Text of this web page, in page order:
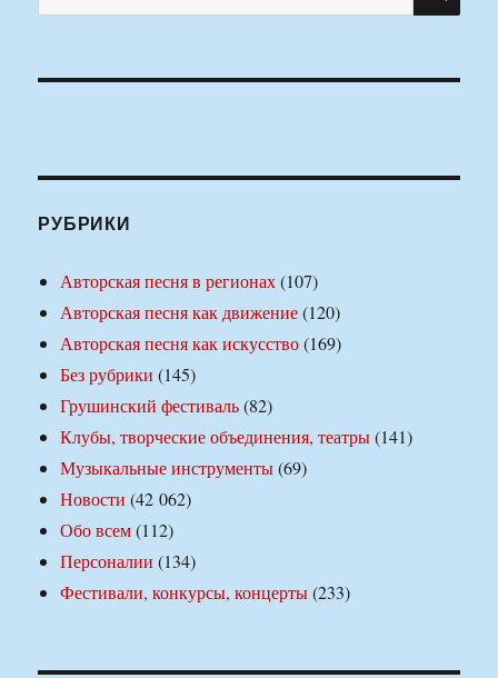
РУБРИКИ
Авторская песня в регионах(107)
Авторская песня как движение(120)
Авторская песня как искусство(169)
Без рубрики (145)
Грушинский фестиваль(82)
Клубы, творческие объединения, театры(141)
Музыкальные инструменты(69)
Новости (42 062)
Обо всем(112)
Персоналии (134)
Фестивали, конкурсы, концерты(233)